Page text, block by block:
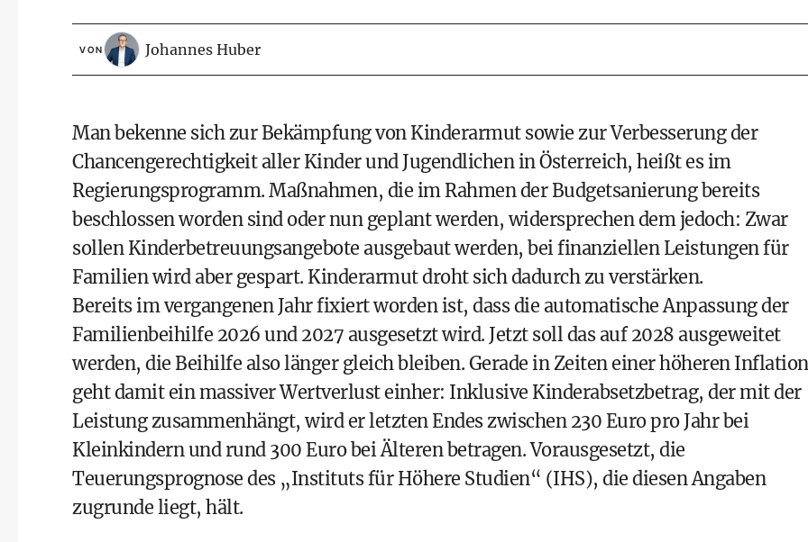
VON Johannes Huber
Man bekenne sich zur Bekämpfung von Kinderarmut sowie zur Verbesserung der
Chancengerechtigkeit aller Kinder und Jugendlichen in Österreich, heißt es im
Regierungsprogramm. Maßnahmen, die im Rahmen der Budgetsanierung bereits
beschlossen worden sind oder nun geplant werden, widersprechen dem jedoch: Zwar
sollen Kinderbetreuungsangebote ausgebaut werden, bei finanziellen Leistungen für
Familien wird aber gespart. Kinderarmut droht sich dadurch zu verstärken.
Bereits im vergangenen Jahr fixiert worden ist, dass die automatische Anpassung der
Familienbeihilfe 2026 und 2027 ausgesetzt wird. Jetzt soll das auf 2028 ausgeweitet
werden, die Beihilfe also länger gleich bleiben. Gerade in Zeiten einer höheren Inflation
geht damit ein massiver Wertverlust einher: Inklusive Kinderabsetzbetrag, der mit der
Leistung zusammenhängt, wird er letzten Endes zwischen 230 Euro pro Jahr bei
Kleinkindern und rund 300 Euro bei Älteren betragen. Vorausgesetzt, die
Teuerungsprognose des „Instituts für Höhere Studien“ (IHS), die diesen Angaben
zugrunde liegt, hält.